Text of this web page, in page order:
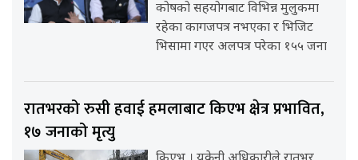
कोषको सहयोगबाट विभिन्न मुलुकमा
रहेका कागजपत्र नभएका र भिजिट
भिसामा गएर अलपत्र परेका १५५ जना
रातभरको रुसी हवाई हमलाबाट किएभ क्षेत्र प्रभावित,
१७ जनाको मृत्यु